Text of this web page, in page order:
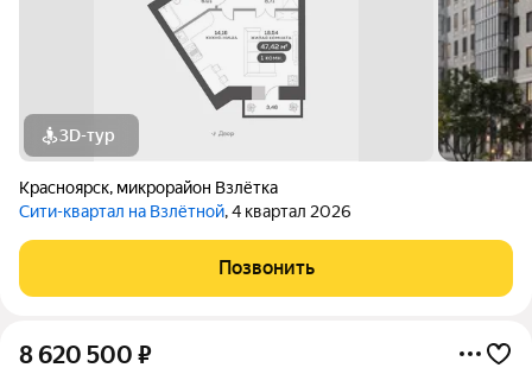
3D-тур
Красноярск, микрорайон Взлётка
Сити-квартал на Взлётной, 4 квартал 2026
Позвонить
8 620 500 ₽